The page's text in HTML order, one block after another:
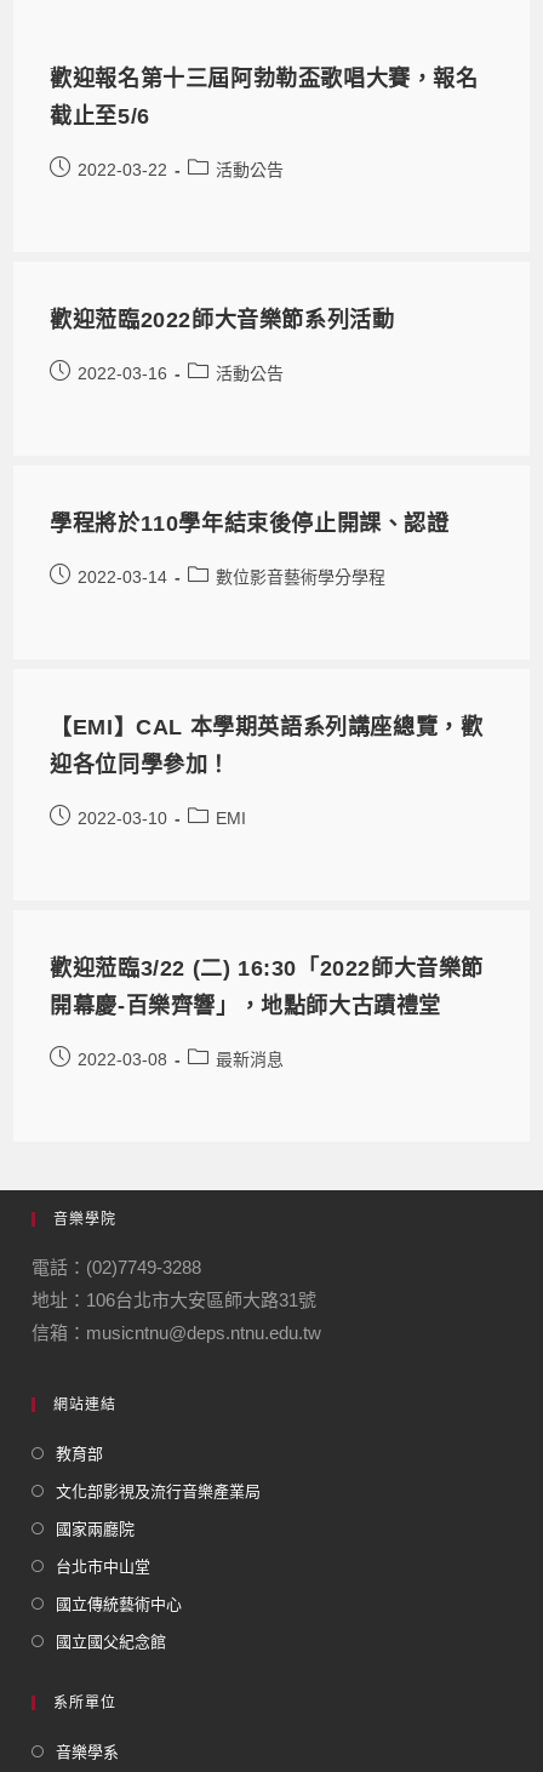
歡迎報名第十三屆阿勃勒盃歌唱大賽，報名
截止至5/6
2022-03-22 活動公告
歡迎蒞臨2022師大音樂節系列活動
2022-03-16 活動公告
學程將於110學年結束後停止開課、認證
2022-03-14 數位影音藝術學分學程
【EMI】CAL 本學期英語系列講座總覽，歡
迎各位同學參加！
2022-03-10 EMI
歡迎蒞臨3/22 (二) 16:30「2022師大音樂節
開幕慶-百樂齊響」，地點師大古蹟禮堂
2022-03-08 最新消息
音樂學院
電話：(02)7749-3288
地址：106台北市大安區師大路31號
信箱：musicntnu@deps.ntnu.edu.tw
網站連結
教育部
文化部影視及流行音樂產業局
國家兩廳院
台北市中山堂
國立傳統藝術中心
國立國父紀念館
系所單位
音樂學系